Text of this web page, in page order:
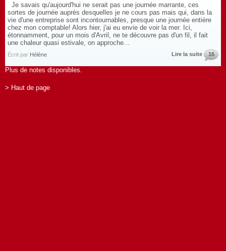
Je savais qu'aujourd'hui ne serait pas une journée marrante, ces
sortes de journée auprès desquelles je ne cours pas mais qui, dans la
vie d'une entreprise sont incontournables, presque une journée entière
chez mon comptable! Alors hier, j'ai eu envie de voir la mer. Ici,
étonnamment, pour un mois d'Avril, ne te découvre pas d'un fil, il fait
une chaleur quasi estivale, on approche...
Écrit par Hélène Lire la suite 16
Plus de notes disponibles.
> Haut de page